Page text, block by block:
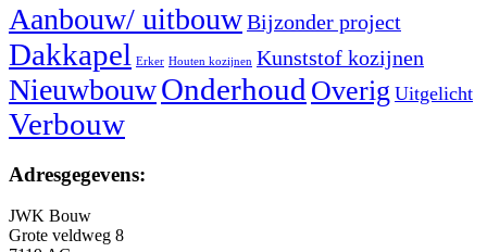
Aanbouw/ uitbouwBijzonder project
Dakkapel Erker Houten kozijnen Kunststof kozijnen
NieuwbouwOnderhoud Overig Uitgelicht
Verbouw
Adresgegevens:
JWK Bouw
Grote veldweg 8